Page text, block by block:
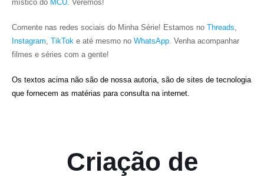
místico do MCU. Veremos!
Comente nas redes sociais do Minha Série! Estamos no Threads,
Instagram, TikTok e até mesmo no WhatsApp. Venha acompanhar
filmes e séries com a gente!
Os textos acima não são de nossa autoria, são de sites de tecnologia
que fornecem as matérias para consulta na internet.
Criação de